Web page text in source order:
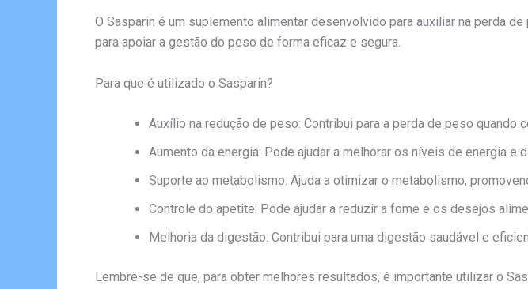
O Sasparin é um suplemento alimentar desenvolvido para auxiliar na perda
para apoiar a gestão do peso de forma eficaz e segura.
Para que é utilizado o Sasparin?
Auxílio na redução de peso: Contribui para a perda de peso
Aumento da energia: Pode ajudar a melhorar os níveis de energia e
Suporte ao metabolismo: Ajuda a otimizar o metabolismo,
Controle do apetite: Pode ajudar a reduzir a fome e os desejos
Melhoria da digestão: Contribui para uma digestão saudável e
Lembre-se de que, para obter melhores resultados, é importante utilizar o